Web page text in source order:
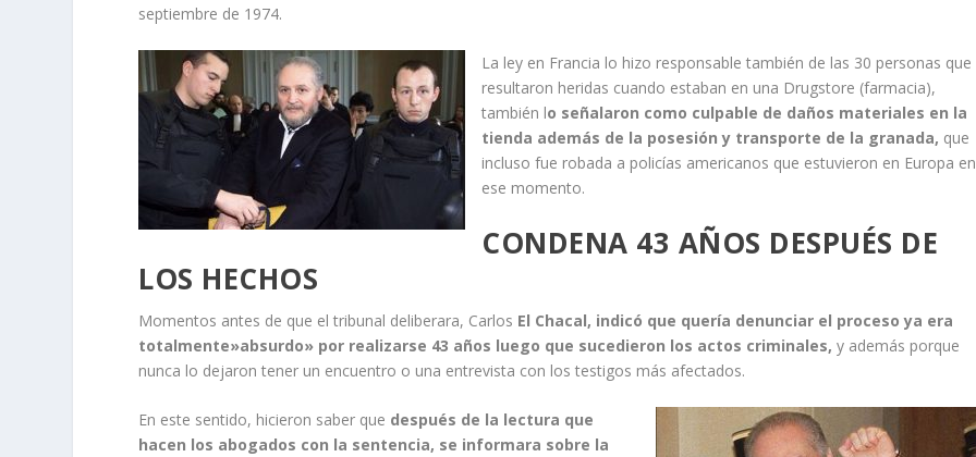
septiembre de 1974.
La ley en Francia lo hizo responsable también de las 30 personas que
resultaron heridas cuando estaban en una Drugstore (farmacia),
también lo señalaron como culpable de daños materiales en la
tienda además de la posesión y transporte de la granada, que
incluso fue robada a policías americanos que estuvieron en Europa en
ese momento.
CONDENA 43 AÑOS DESPUÉS DE
LOS HECHOS
Momentos antes de que el tribunal deliberara, Carlos El Chacal, indicó que quería denunciar el proceso ya era
totalmente»absurdo» por realizarse 43 años luego que sucedieron los actos criminales, y además porque
nunca lo dejaron tener un encuentro o una entrevista con los testigos más afectados.
En este sentido, hicieron saber que después de la lectura que
hacen los abogados con la sentencia, se informara sobre la